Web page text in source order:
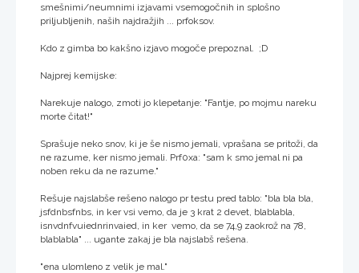
smešnimi/neumnimi izjavami vsemogočnih in splošno
priljubljenih, naših najdražjih ... prfoksov.
Kdo z gimba bo kakšno izjavo mogoče prepoznal. ;D
Najprej kemijske:
Narekuje nalogo, zmoti jo klepetanje: "Fantje, po mojmu nareku
morte čitat!"
Sprašuje neko snov, ki je še nismo jemali, vprašana se pritoži, da
ne razume, ker nismo jemali. Prf0xa: "sam k smo jemal ni pa
noben reku da ne razume."
Rešuje najslabše rešeno nalogo pr testu pred tablo: "bla bla bla,
jsfdnbsfnbs, in ker vsi vemo, da je 3 krat 2 devet, blablabla,
isnvdnfvuiednrinvaied, in ker vemo, da se 74,9 zaokrož na 78,
blablabla" ... ugante zakaj je bla najslabš rešena.
"ena ulomleno z velik je mal."